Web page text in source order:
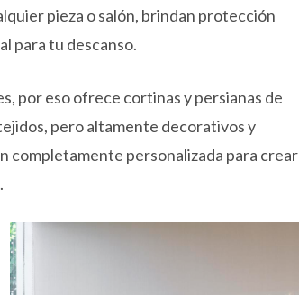
pieza o salón, brindan protección
para tu descanso.
por eso ofrece cortinas y persianas de
pero altamente decorativos y
completamente personalizada para crear